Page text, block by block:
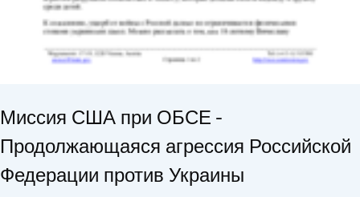
Миссия США при ОБСЕ -
Продолжающаяся агрессия Российской
Федерации против Украины